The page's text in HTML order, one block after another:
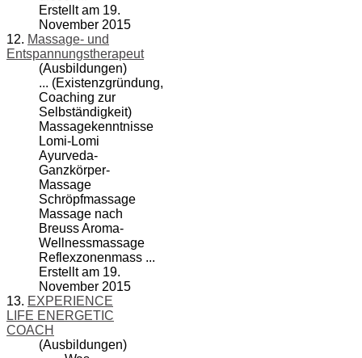
Erstellt am 19.
November 2015
12. Massage- und
Entspannungstherapeut
(Ausbildungen)
... (Existenzgründung,
Coaching zur
Selbständigkeit)
Massagekenntnisse
Lomi-Lomi
Ayurveda-
Ganzkörper-
Massage
Schröpfmassage
Massage nach
Breuss Aroma-
Wellnessmassage
Reflexzonenmass ...
Erstellt am 19.
November 2015
13. EXPERIENCE
LIFE ENERGETIC
COACH
(Ausbildungen)